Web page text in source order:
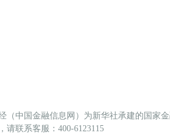
（中国金融信息网）为新华社承建的国家
请联系客服：400-6123115